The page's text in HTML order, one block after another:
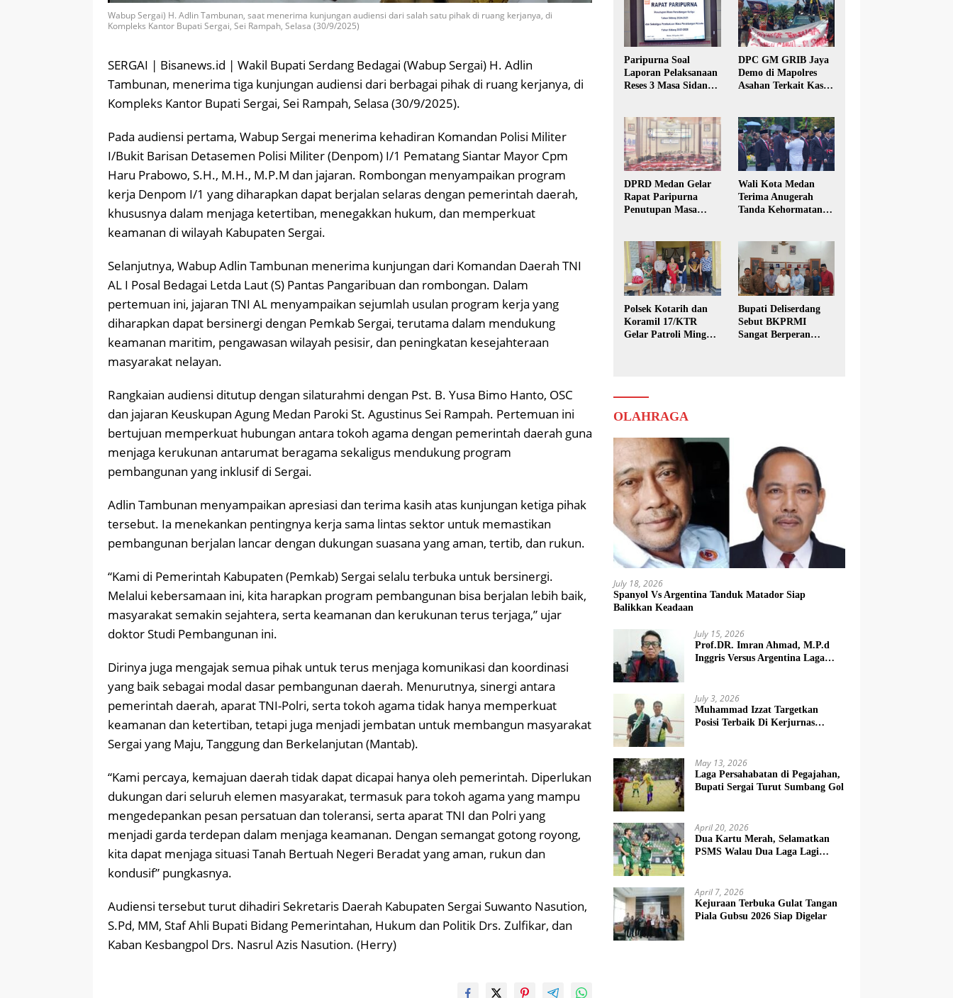
Wabup Sergai) H. Adlin Tambunan, saat menerima kunjungan audiensi dari salah satu pihak di ruang kerjanya, di
Kompleks Kantor Bupati Sergai, Sei Rampah, Selasa (30/9/2025)
SERGAI | Bisanews.id | Wakil Bupati Serdang Bedagai (Wabup Sergai) H. Adlin
Tambunan, menerima tiga kunjungan audiensi dari berbagai pihak di ruang kerjanya, di
Kompleks Kantor Bupati Sergai, Sei Rampah, Selasa (30/9/2025).
Pada audiensi pertama, Wabup Sergai menerima kehadiran Komandan Polisi Militer
I/Bukit Barisan Detasemen Polisi Militer (Denpom) I/1 Pematang Siantar Mayor Cpm
Haru Prabowo, S.H., M.H., M.P.M dan jajaran. Rombongan menyampaikan program
kerja Denpom I/1 yang diharapkan dapat berjalan selaras dengan pemerintah daerah,
khususnya dalam menjaga ketertiban, menegakkan hukum, dan memperkuat
keamanan di wilayah Kabupaten Sergai.
Selanjutnya, Wabup Adlin Tambunan menerima kunjungan dari Komandan Daerah TNI
AL I Posal Bedagai Letda Laut (S) Pantas Pangaribuan dan rombongan. Dalam
pertemuan ini, jajaran TNI AL menyampaikan sejumlah usulan program kerja yang
diharapkan dapat bersinergi dengan Pemkab Sergai, terutama dalam mendukung
keamanan maritim, pengawasan wilayah pesisir, dan peningkatan kesejahteraan
masyarakat nelayan.
Rangkaian audiensi ditutup dengan silaturahmi dengan Pst. B. Yusa Bimo Hanto, OSC
dan jajaran Keuskupan Agung Medan Paroki St. Agustinus Sei Rampah. Pertemuan ini
bertujuan memperkuat hubungan antara tokoh agama dengan pemerintah daerah guna
menjaga kerukunan antarumat beragama sekaligus mendukung program
pembangunan yang inklusif di Sergai.
Adlin Tambunan menyampaikan apresiasi dan terima kasih atas kunjungan ketiga pihak
tersebut. Ia menekankan pentingnya kerja sama lintas sektor untuk memastikan
pembangunan berjalan lancar dengan dukungan suasana yang aman, tertib, dan rukun.
“Kami di Pemerintah Kabupaten (Pemkab) Sergai selalu terbuka untuk bersinergi.
Melalui kebersamaan ini, kita harapkan program pembangunan bisa berjalan lebih baik,
masyarakat semakin sejahtera, serta keamanan dan kerukunan terus terjaga,” ujar
doktor Studi Pembangunan ini.
Dirinya juga mengajak semua pihak untuk terus menjaga komunikasi dan koordinasi
yang baik sebagai modal dasar pembangunan daerah. Menurutnya, sinergi antara
pemerintah daerah, aparat TNI-Polri, serta tokoh agama tidak hanya memperkuat
keamanan dan ketertiban, tetapi juga menjadi jembatan untuk membangun masyarakat
Sergai yang Maju, Tanggung dan Berkelanjutan (Mantab).
“Kami percaya, kemajuan daerah tidak dapat dicapai hanya oleh pemerintah. Diperlukan
dukungan dari seluruh elemen masyarakat, termasuk para tokoh agama yang mampu
mengedepankan pesan persatuan dan toleransi, serta aparat TNI dan Polri yang
menjadi garda terdepan dalam menjaga keamanan. Dengan semangat gotong royong,
kita dapat menjaga situasi Tanah Bertuah Negeri Beradat yang aman, rukun dan
kondusif” pungkasnya.
Audiensi tersebut turut dihadiri Sekretaris Daerah Kabupaten Sergai Suwanto Nasution,
S.Pd, MM, Staf Ahli Bupati Bidang Pemerintahan, Hukum dan Politik Drs. Zulfikar, dan
Kaban Kesbangpol Drs. Nasrul Azis Nasution. (Herry)
Paripurna Soal
Laporan Pelaksanaan
Reses 3 Masa Sidang
DPC GM GRIB Jaya
Demo di Mapolres
Asahan Terkait Kasus
DPRD Medan Gelar
Rapat Paripurna
Penutupan Masa
Wali Kota Medan
Terima Anugerah
Tanda Kehormatan
Polsek Kotarih dan
Koramil 17/KTR
Gelar Patroli Minggu
Bupati Deliserdang
Sebut BKPRMI
Sangat Berperan
OLAHRAGA
July 18, 2026
Spanyol Vs Argentina Tanduk Matador Siap
Balikkan Keadaan
July 15, 2026
Prof.DR. Imran Ahmad, M.P.d
Inggris Versus Argentina Laga
July 3, 2026
Muhammad Izzat Targetkan
Posisi Terbaik Di Kerjurnas
May 13, 2026
Laga Persahabatan di Pegajahan,
Bupati Sergai Turut Sumbang Gol
April 20, 2026
Dua Kartu Merah, Selamatkan
PSMS Walau Dua Laga Lagi
April 7, 2026
Kejuraan Terbuka Gulat Tangan
Piala Gubsu 2026 Siap Digelar